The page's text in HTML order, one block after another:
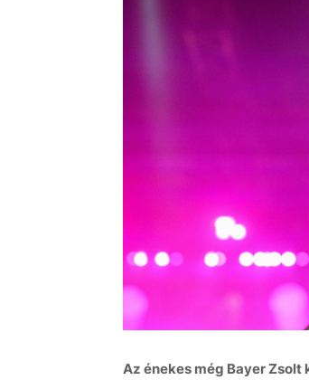
Az énekes még Bayer